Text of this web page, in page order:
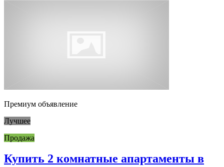
Премиум объявление
Лучшее
Продажа
Купить 2 комнатные апартаменты в